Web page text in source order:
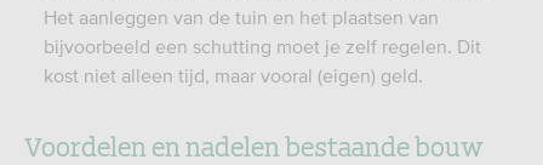
Het aanleggen van de tuin en het plaatsen van
bijvoorbeeld een schutting moet je zelf regelen. Dit
kost niet alleen tijd, maar vooral (eigen) geld.
Voordelen en nadelen bestaande bouw